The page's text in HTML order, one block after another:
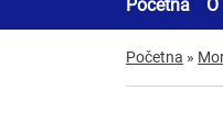
Početna
Početna »